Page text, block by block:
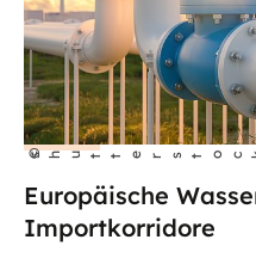
©
shutterstock/
r
.c l
Europäische
Importkorridore